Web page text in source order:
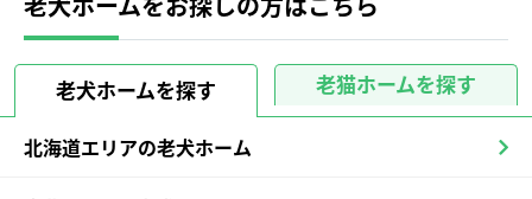
老犬ホームをお探しの方はこちら
老犬ホームを探す 老猫ホームを探す
北海道エリアの老犬ホーム